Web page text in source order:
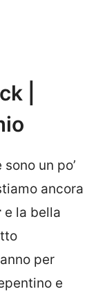
|
un po’
ancora
e la bella
per
e